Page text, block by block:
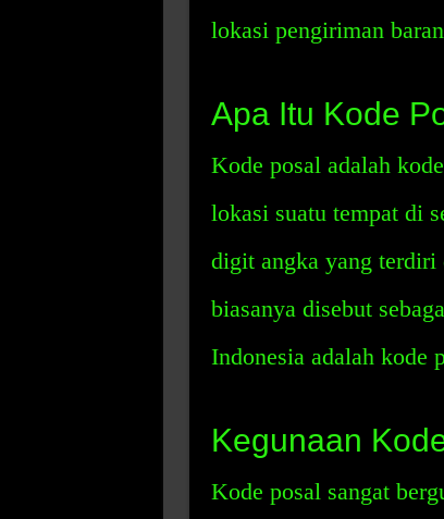
lokasi pengiriman
Apa Itu Kode
Kode posal adalah
lokasi suatu tempat di
digit angka yang
biasanya disebut
Indonesia adalah kode
Kegunaan
Kode posal sangat